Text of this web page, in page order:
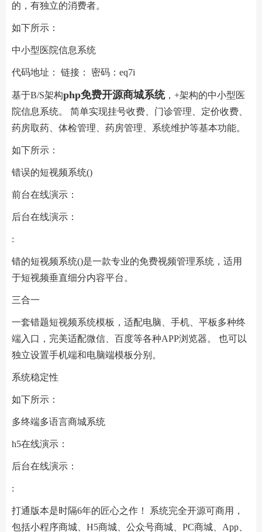
的，有独立的消费者。
如下所示：
中小型医院信息系统
代码地址： 链接： 密码：eq7i
基于B/S架构php免费开源商城系统 ，+架构的中小型医
院信息系统。 简单实现挂号收费、门诊管理、定价收费、
药房取药、体检管理、药房管理、系统维护等基本功能。
如下所示：
错误的短视频系统()
前台在线演示：
后台在线演示：
:
错的短视频系统()是一款专业的免费视频管理系统，适用
于短视频垂直细分内容平台。
三合一
一套错题短视频系统模板，适配电脑、手机、平板多种终
端入口，完美适配微信、百度等各种APP浏览器。 也可以
独立设置手机端和电脑端模板分别。
系统稳定性
如下所示：
多终端多语言商城系统
h5在线演示：
后台在线演示：
:
打通版本是时隔6年的匠心之作！ 系统完全开源可商用，
包括小程序商城、H5商城、公众号商城、PC商城、App、